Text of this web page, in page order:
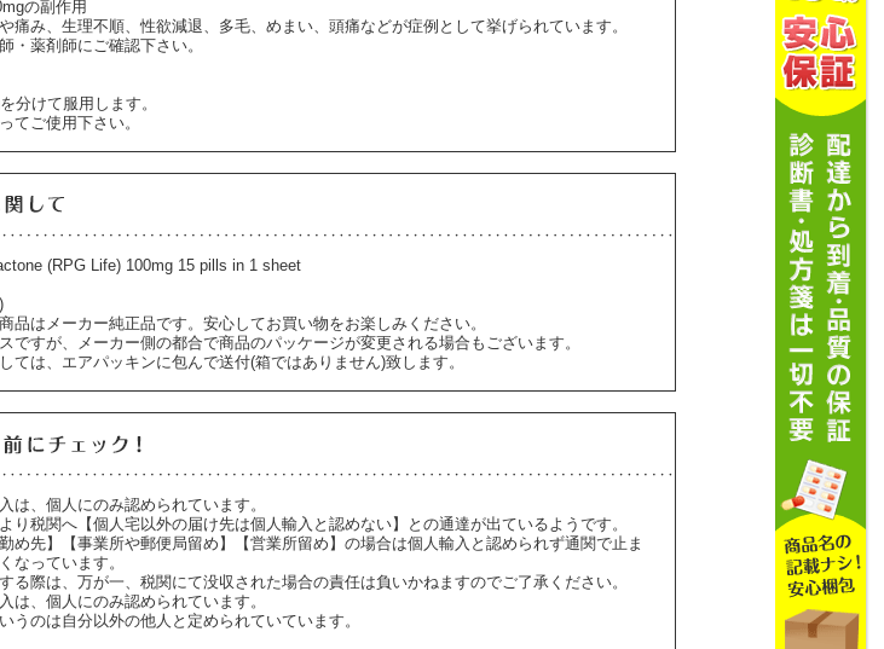
の副作用
痛み、生理不順、性欲減退、多毛、めまい、頭痛などが症例として挙げられています。
・薬剤師にご確認下さい。
分けて服用します。
てご使用下さい。
(RPG Life) 100mg 15 pills in 1 sheet
品はメーカー純正品です。安心してお買い物をお楽しみください。
ですが、メーカー側の都合で商品のパッケージが変更される場合もございます。
ては、エアパッキンに包んで送付(箱ではありません)致します。
は、個人にのみ認められています。
り税関へ【個人宅以外の届け先は個人輸入と認めない】との通達が出ているようです。
め先】【事業所や郵便局留め】【営業所留め】の場合は個人輸入と認められず通関で止ま
なっています。
る際は、万が一、税関にて没収された場合の責任は負いかねますのでご了承ください。
は、個人にのみ認められています。
うのは自分以外の他人と定められていています。